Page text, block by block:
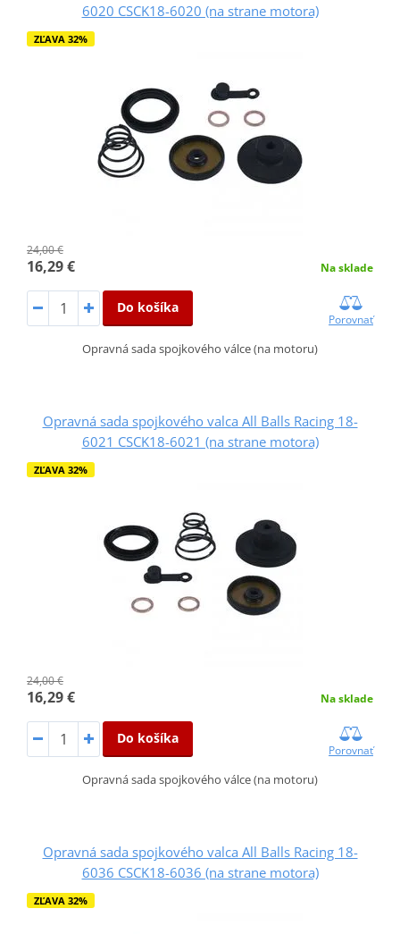
6020 CSCK18-6020 (na strane motora)
ZĽAVA 32%
24,00 €
16,29 € Na sklade
Do košíka
Porovnať
Opravná sada spojkového válce (na motoru)
Opravná sada spojkového valca All Balls Racing 18-
6021 CSCK18-6021 (na strane motora)
ZĽAVA 32%
24,00 €
16,29 € Na sklade
Do košíka
Porovnať
Opravná sada spojkového válce (na motoru)
Opravná sada spojkového valca All Balls Racing 18-
6036 CSCK18-6036 (na strane motora)
ZĽAVA 32%